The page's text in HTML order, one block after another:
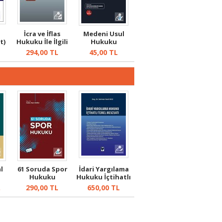
İcra ve İflas
Hukuku İle İlgili
Makalele...
294,00 TL
Medeni Usul
Hukuku
45,00 TL
61 Soruda Spor
Hukuku
290,00 TL
İdari Yargılama
Hukuku İçtihatlı
Temel M...
650,00 TL